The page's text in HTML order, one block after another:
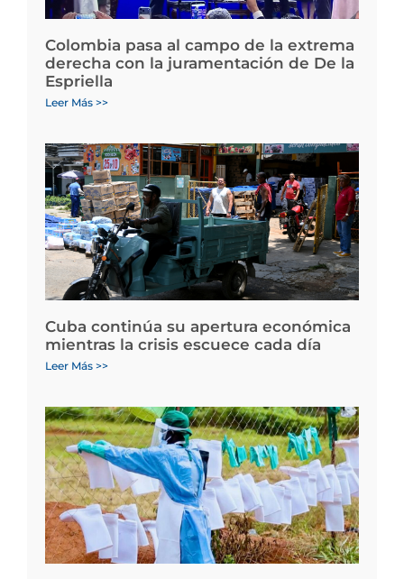
Colombia pasa al campo de la extrema
derecha con la juramentación de De la
Espriella
Leer Más >>
Cuba continúa su apertura económica
mientras la crisis escuece cada día
Leer Más >>